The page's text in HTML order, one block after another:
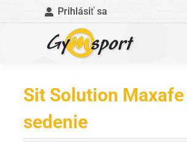
Prihlásiť sa
Sit Solution
sedenie